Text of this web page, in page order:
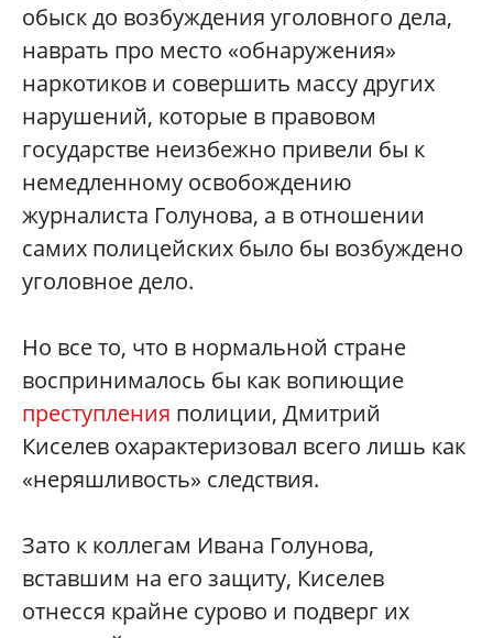
обыск до возбуждения уголовного дела,
наврать про место «обнаружения»
наркотиков и совершить массу других
нарушений, которые в правовом
государстве неизбежно привели бы к
немедленному освобождению
журналиста Голунова, а в отношении
самих полицейских было бы возбуждено
уголовное дело.
Но все то, что в нормальной стране
воспринималось бы как вопиющие
преступления полиции, Дмитрий
Киселев охарактеризовал всего лишь как
«неряшливость» следствия.
Зато к коллегам Ивана Голунова,
вставшим на его защиту, Киселев
отнесся крайне сурово и подверг их